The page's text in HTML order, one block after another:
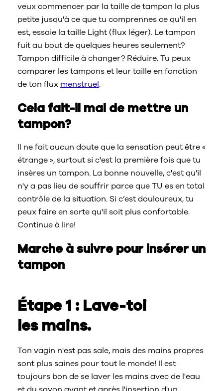
veux commencer par la taille de tampon la plus
petite jusqu'à ce que tu comprennes ce qu'il en
est, essaie la taille Light (flux léger). Le tampon
fuit au bout de quelques heures seulement?
Tampon difficile à changer? Réduire. Tu peux
comparer les tampons et leur taille en fonction
de ton flux menstruel.
Cela fait-il mal de mettre un
tampon?
Il ne fait aucun doute que la sensation peut être «
étrange », surtout si c'est la première fois que tu
insères un tampon. La bonne nouvelle, c'est qu'il
n'y a pas lieu de souffrir parce que TU es en total
contrôle de la situation. Si c’est douloureux, tu
peux faire en sorte qu'il soit plus confortable.
Continue à lire!
Marche à suivre pour insérer un
tampon
Étape 1 : Lave-toi
les mains.
Ton vagin n'est pas sale, mais des mains propres
sont plus saines pour tout le monde! Il est
toujours bon de se laver les mains avec de l'eau